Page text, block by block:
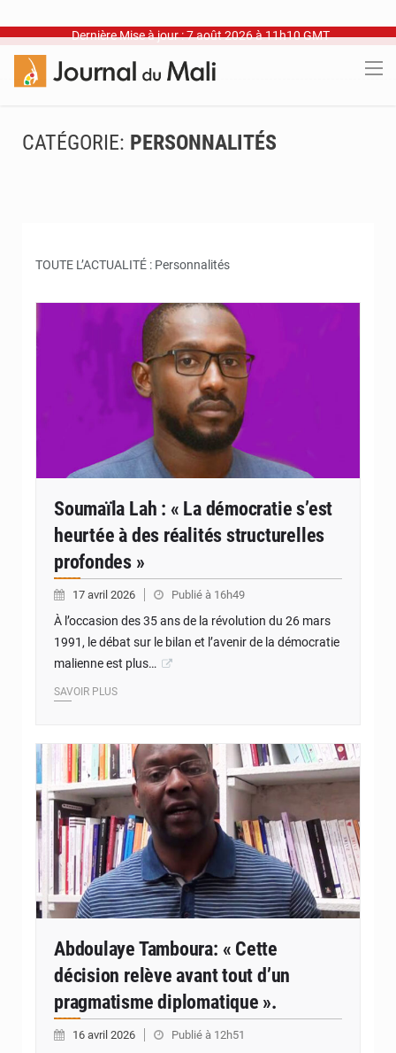
Dernière Mise à jour : 7 août 2026 à 11h10 GMT
CATÉGORIE: PERSONNALITÉS
TOUTE L’ACTUALITÉ : Personnalités
Soumaïla Lah : « La démocratie s’est
heurtée à des réalités structurelles
profondes »
17 avril 2026 Publié à 16h49
À l’occasion des 35 ans de la révolution du 26 mars
1991, le débat sur le bilan et l’avenir de la démocratie
malienne est plus…
SAVOIR PLUS
© Internet
Abdoulaye Tamboura: « Cette
décision relève avant tout d’un
pragmatisme diplomatique ».
16 avril 2026 Publié à 12h51